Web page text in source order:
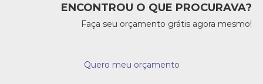
ENCONTROU O QUE PROCURAVA?
Faça seu orçamento grátis agora mesmo!
Quero meu orçamento